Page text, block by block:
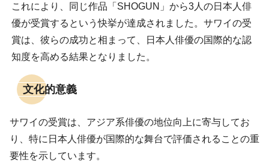
これにより、同じ作品「SHOGUN」から3人の日本人俳
優が受賞するという快挙が達成されました。サワイの受
賞は、彼らの成功と相まって、日本人俳優の国際的な認
知度を高める結果となりました。
文化的意義
サワイの受賞は、アジア系俳優の地位向上に寄与してお
り、特に日本人俳優が国際的な舞台で評価されることの重
要性を示しています。